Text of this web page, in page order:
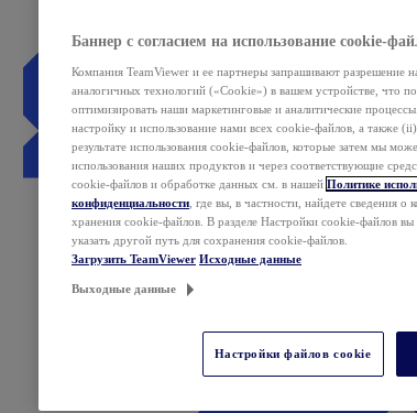
Баннер с согласием на использование cookie-
Компания TeamViewer и ее партнеры запрашивают разрешение
аналогичных технологий («Cookie») в вашем устройстве, что
оптимизировать наши маркетинговые и аналитические
настройку и использование нами всех cookie-файлов, а
результате использования cookie-файлов, которые затем мы
использования наших продуктов и через соответствующие
cookie-файлов и обработке данных см. в нашей Политике
конфиденциальности , где вы, в частности, найдете сведения
хранения cookie-файлов. В разделе Настройки cookie-файлов
указать другой путь для сохранения cookie-файлов.
Загрузить TeamViewer Исходные данные
Выходные данные
Настройки файлов cookie